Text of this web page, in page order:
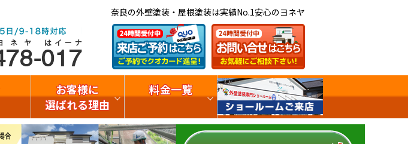
奈良の外壁塗装・屋根塗装は実績No.1安心のヨネヤ
お客様に
選ばれる理由
料金一覧